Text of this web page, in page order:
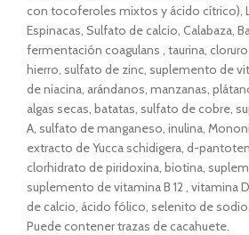
con tocoferoles mixtos y ácido cítrico),
Espinacas, Sulfato de calcio, Calabaza,
fermentación coagulans , taurina,
hierro, sulfato de zinc, suplemento de
de niacina, arándanos, manzanas,
algas secas, batatas, sulfato de cobre,
A, sulfato de manganeso, inulina,
extracto de Yucca schidigera, d-
clorhidrato de piridoxina, biotina,
suplemento de vitamina B 12 , vitamina
de calcio, ácido fólico, selenito de
Puede contener trazas de cacahuete.